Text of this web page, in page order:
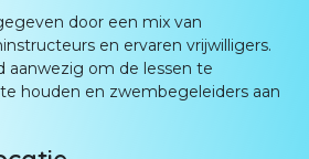
door een mix van
en ervaren vrijwilligers.
aanwezig om de lessen te
houden en zwembegeleiders aan